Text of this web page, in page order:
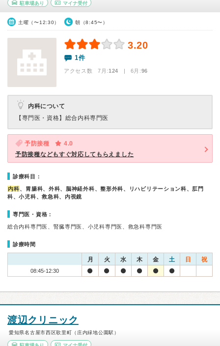
駐車場あり マイナ受付
土曜（〜12:30） 朝（8:45〜）
3.20
1件
アクセス数 7月:124 | 6月:96
内科について
【専門医・資格】 総合内科専門医
予防接種
4.0
予防接種などもすぐ対応してもらえました
診療科目：
内科、胃腸科、外科、脳神経外科、整形外科、リハビリテーション科、肛門
科、小児科、救急科、内視鏡
専門医・資格：
総合内科専門医、腎臓専門医、小児科専門医、救急科専門医
診療時間
月 火 水 木 金 土 日 祝
08:45-12:30
渡辺クリニック
愛知県名古屋市西区歌里町（庄内緑地公園駅）